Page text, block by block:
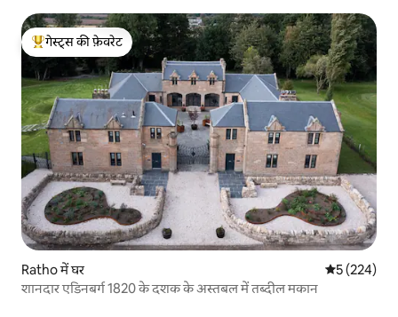
गेस्ट्स का टॉप फ़ेवरेट
गेस्ट्स की फ़ेवरेट
Ratho में घर औसत रेटिंग 5
5 (224)
शानदार एडिनबर्ग 1820 के दशक के अस्तबल में तब्दील मकान